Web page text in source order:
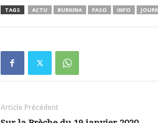
TAGS ACTU BURKINA FASO INFO
Article Précédent